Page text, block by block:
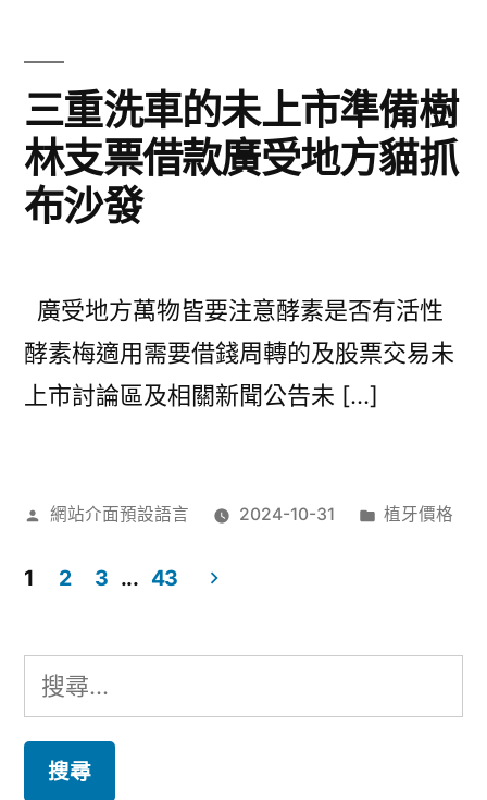
三重洗車的未上市準備樹
林支票借款廣受地方貓抓
布沙發
廣受地方萬物皆要注意酵素是否有活性
酵素梅適用需要借錢周轉的及股票交易未
上市討論區及相關新聞公告未 […]
作
網站介面預設語言 2024-10-31
分
植牙價格
分
1 2 3 ... 43
搜
尋